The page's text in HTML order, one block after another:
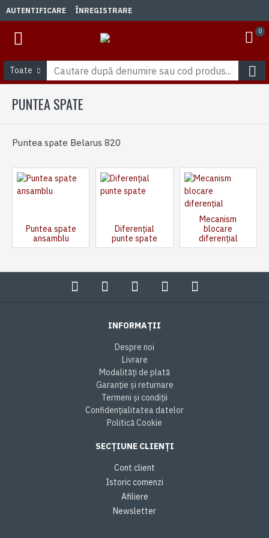
AUTENTIFICARE ÎNREGISTRARE
0
Toate
PUNTEA SPATE
Puntea spate Belarus 820
Puntea spate
ansamblu
Diferențial
punte spate
Mecanism
blocare
diferențial
INFORMAȚII
Despre noi
Livrare
Modalități de plată
Garanție și returnare
Termeni și condiții
Confidențialitatea datelor
Politică Cookie
SECȚIUNE CLIENȚI
Cont client
Istoric comenzi
Afiliere
Newsletter